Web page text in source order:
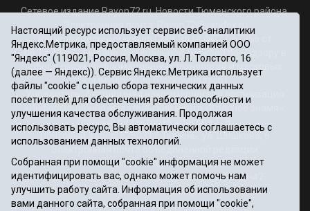
Сетевое издание Rayon72.ru. Новости Тюменского района.
Rayon72@yandex.ru
Регистрационный номер СМИ Эл № ФС77-67956 от
06.12.2016г., выдано Федеральной службой по надзору в
сфере связи, информационных технологий и массовых
коммуникаций (Роскомнадзор)
Учредитель: Автономная некоммерческая организация
«Информационно-издательский центр «Красное знамя».
Главный редактор Некрасова Т. В.
Почтовый адрес: 625031 г.Тюмень. ул. Шишкова, 6
Электронная почта объединенной редакции:
krasnoeznam@rambler.ru
Телефоны 8 (3452) 34-80-60, 69-56-73, 69-56-47
Политика оператора
Информация об учреждении
Настоящий ресурс использует сервис веб-аналитики
Яндекс.Метрика, предоставляемый компанией ООО
"Яндекс" (119021, Россия, Москва, ул. Л. Толстого, 16
(далее — Яндекс)). Сервис Яндекс.Метрика использует
файлы "cookie" с целью сбора технических данных
посетителей для обеспечения работоспособности и
улучшения качества обслуживания. Продолжая
использовать ресурс, Вы автоматически соглашаетесь с
использованием данных технологий.
Собранная при помощи "cookie" информация не может
идентифицировать вас, однако может помочь нам
улучшить работу сайта. Информация об использовании
вами данного сайта, собранная при помощи "cookie",